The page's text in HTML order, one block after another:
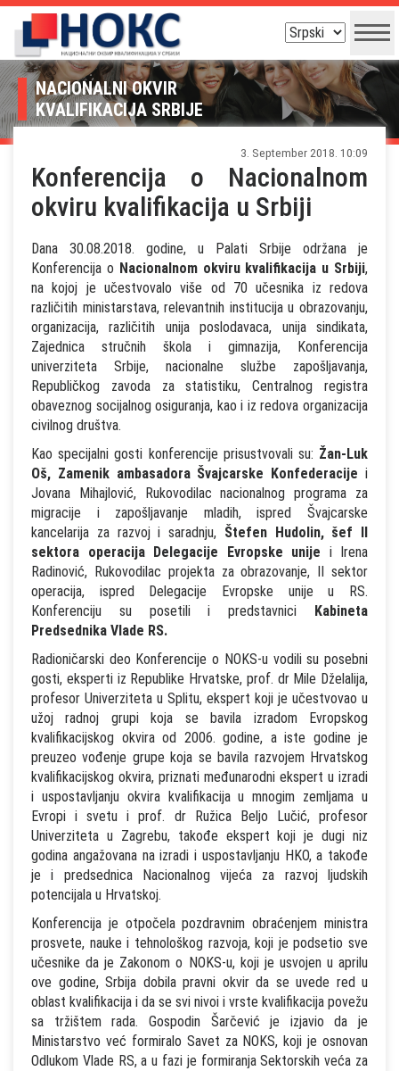
NACIONALNI OKVIR
KVALIFIKACIJA SRBIJE
3. September 2018. 10:09
Konferencija o Nacionalnom
okviru kvalifikacija u Srbiji
Dana 30.08.2018. godine, u Palati Srbije održana je
Konferencija o Nacionalnom okviru kvalifikacija u Srbiji,
na kojoj je učestvovalo više od 70 učesnika iz redova
različitih ministarstava, relevantnih institucija u obrazovanju,
organizacija, različitih unija poslodavaca, unija sindikata,
Zajednica stručnih škola i gimnazija, Konferencija
univerziteta Srbije, nacionalne službe zapošljavanja,
Republičkog zavoda za statistiku, Centralnog registra
obaveznog socijalnog osiguranja, kao i iz redova organizacija
civilnog društva.
Kao specijalni gosti konferencije prisustvovali su: Žan-Luk
Oš, Zamenik ambasadora Švajcarske Konfederacije i
Jovana Mihajlović, Rukovodilac nacionalnog programa za
migracije i zapošljavanje mladih, ispred Švajcarske
kancelarija za razvoj i saradnju, Štefen Hudolin, šef II
sektora operacija Delegacije Evropske unije i Irena
Radinović, Rukovodilac projekta za obrazovanje, II sektor
operacija, ispred Delegacije Evropske unije u RS.
Konferenciju su posetili i predstavnici Kabineta
Predsednika Vlade RS.
Radioničarski deo Konferencije o NOKS-u vodili su posebni
gosti, eksperti iz Republike Hrvatske, prof. dr Mile Dželalija,
profesor Univerziteta u Splitu, ekspert koji je učestvovao u
užoj radnoj grupi koja se bavila izradom Evropskog
kvalifikacijskog okvira od 2006. godine, a iste godine je
preuzeo vođenje grupe koja se bavila razvojem Hrvatskog
kvalifikacijskog okvira, priznati međunarodni ekspert u izradi
i uspostavljanju okvira kvalifikacija u mnogim zemljama u
Evropi i svetu i prof. dr Ružica Beljo Lučić, profesor
Univerziteta u Zagrebu, takođe ekspert koji je dugi niz
godina angažovana na izradi i uspostavljanju HKO, a takođe
je i predsednica Nacionalnog vijeća za razvoj ljudskih
potencijala u Hrvatskoj.
Konferencija je otpočela pozdravnim obraćenjem ministra
prosvete, nauke i tehnološkog razvoja, koji je podsetio sve
učesnike da je Zakonom o NOKS-u, koji je usvojen u aprilu
ove godine, Srbija dobila pravni okvir da se uvede red u
oblast kvalifikacija i da se svi nivoi i vrste kvalifikacija povežu
sa tržištem rada. Gospodin Šarčević je izjavio da je
Ministarstvo već formiralo Savet za NOKS, koji je osnovan
Odlukom Vlade RS, a u fazi je formiranja Sektorskih veća za